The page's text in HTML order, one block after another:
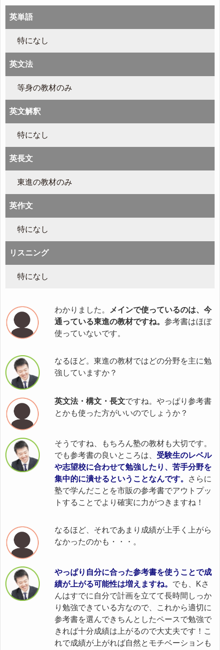
英単語
特になし
英文法
等身の教材のみ
英文解釈
特になし
英長文
東進の教材のみ
英作文
特になし
リスニング
特になし
わかりました。
メインで使っているのは、今
通っている東進の教材ですね。 参考書はほぼ
使っていないです。
なるほど。東進の教材ではどの分野を主に勉
強していますか？
英文法・構文・長文ですね。やっぱり参考書
とかも使った方がいいのでしょうか？
そうですね、もちろん塾の教材も大切です。
でも参考書の良いところは、 受験生のレベル
や志望校に合わせて勉強したり、苦手分野を
集中的に潰せるということなんです。
さらに
塾で学んだことを市販の参考書でアウトプッ
トすることでより確実に力がつきますね！
なるほど、それであまり成績が上手く上がら
なかったのかも・・・。
やっぱり自分に合った参考書を使うことで成
績が上がる可能性は増えますね。 でも、Kさ
んはすでに自分で計画を立てて長時間しっか
り勉強できている方なので、これから適切に
参考書を選んできちんとしたペースで勉強で
きれば十分成績は上がるので大丈夫です！こ
れで成績が上がれば自然とモチベーションも